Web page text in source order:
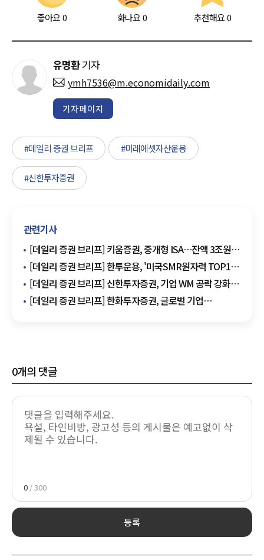
좋아요0 화나요0 추천해요 0
유명환기자
ymh7536@m.economidaily.com
기자페이지
#데일리 증권 브리프 #미래에셋자산운용
#신한투자증권
관련기사
[데일리 증권 브리프] 키움증권, 중개형 ISA…잔액 3조원
돌파 外
[데일리 증권 브리프] 한투운용, '미국SMR원자력 TOP10'
ETF 신규 상장 外
[데일리 증권 브리프] 신한투자증권, 기업 WM 공략 강화…
주식보상 6.5만건 처리 外
[데일리 증권 브리프] 한화투자증권, 글로벌 기업
0개의 댓글
0 / 300
등록